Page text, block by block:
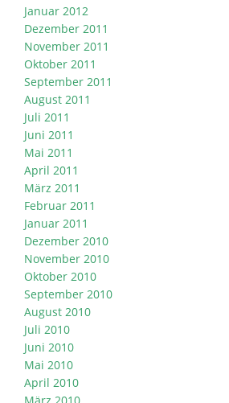
Januar 2012
Dezember 2011
November 2011
Oktober 2011
September 2011
August 2011
Juli 2011
Juni 2011
Mai 2011
April 2011
März 2011
Februar 2011
Januar 2011
Dezember 2010
November 2010
Oktober 2010
September 2010
August 2010
Juli 2010
Juni 2010
Mai 2010
April 2010